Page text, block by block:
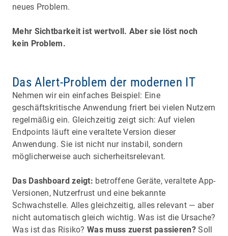
neues Problem.
Mehr Sichtbarkeit ist wertvoll. Aber sie löst noch
kein Problem.
Das Alert-Problem der modernen IT
Nehmen wir ein einfaches Beispiel: Eine
geschäftskritische Anwendung friert bei vielen Nutzern
regelmäßig ein. Gleichzeitig zeigt sich: Auf vielen
Endpoints läuft eine veraltete Version dieser
Anwendung. Sie ist nicht nur instabil, sondern
möglicherweise auch sicherheitsrelevant.
Das Dashboard zeigt: betroffene Geräte, veraltete App-
Versionen, Nutzerfrust und eine bekannte
Schwachstelle. Alles gleichzeitig, alles relevant — aber
nicht automatisch gleich wichtig. Was ist die Ursache?
Was ist das Risiko?Was muss zuerst passieren? Soll